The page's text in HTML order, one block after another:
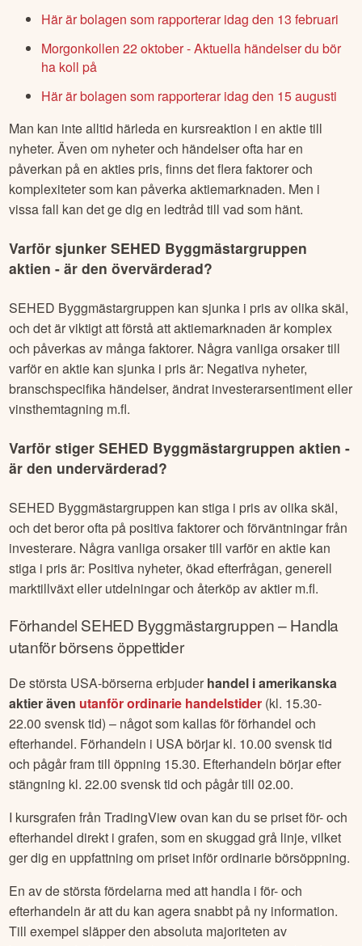
Här är bolagen som rapporterar idag den 13 februari
Morgonkollen 22 oktober - Aktuella händelser du bör
ha koll på
Här är bolagen som rapporterar idag den 15 augusti
Man kan inte alltid härleda en kursreaktion i en aktie till
nyheter. Även om nyheter och händelser ofta har en
påverkan på en akties pris, finns det flera faktorer och
komplexiteter som kan påverka aktiemarknaden. Men i
vissa fall kan det ge dig en ledtråd till vad som hänt.
Varför sjunkerSEHED Byggmästargruppen
aktien - är den övervärderad?
SEHED Byggmästargruppen kan sjunka i pris av olika skäl,
och det är viktigt att förstå att aktiemarknaden är komplex
och påverkas av många faktorer. Några vanliga orsaker till
varför en aktie kan sjunka i pris är: Negativa nyheter,
branschspecifika händelser, ändrat investerarsentiment eller
vinsthemtagning m.fl.
Varför stigerSEHED Byggmästargruppen aktien -
är den undervärderad?
SEHED Byggmästargruppen kan stiga i pris av olika skäl,
och det beror ofta på positiva faktorer och förväntningar från
investerare. Några vanliga orsaker till varför en aktie kan
stiga i pris är: Positiva nyheter, ökad efterfrågan, generell
marktillväxt eller utdelningar och återköp av aktier m.fl.
Förhandel SEHED Byggmästargruppen– Handla
utanför börsens öppettider
De största USA-börserna erbjuder handel i amerikanska
aktier även utanför ordinarie handelstider (kl. 15.30-
22.00 svensk tid) – något som kallas för förhandel och
efterhandel. Förhandeln i USA börjar kl. 10.00 svensk tid
och pågår fram till öppning 15.30. Efterhandeln börjar efter
stängning kl. 22.00 svensk tid och pågår till 02.00.
I kursgrafen från TradingView ovan kan du se priset för- och
efterhandel direkt i grafen, som en skuggad grå linje, vilket
ger dig en uppfattning om priset inför ordinarie börsöppning.
En av de största fördelarna med att handla i för- och
efterhandeln är att du kan agera snabbt på ny information.
Till exempel släpper den absoluta majoriteten av